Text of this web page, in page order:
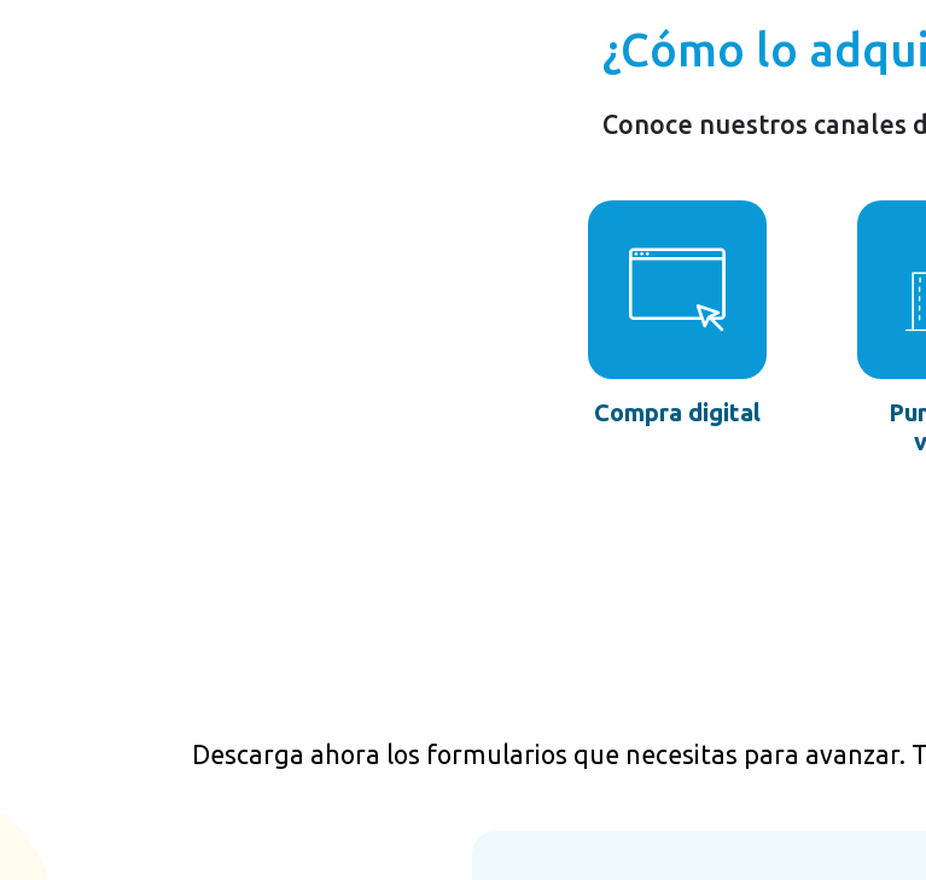
¿Cómo lo
Conoce nuestros canales
Compra digital
Descarga ahora los formularios que necesitas para avanzar.